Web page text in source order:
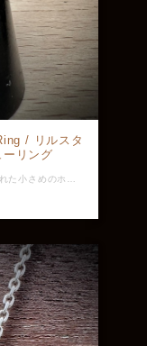
/ リルスタ
ーリング